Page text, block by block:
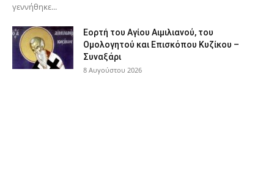
γεννήθηκε...
Εορτή του Αγίου Αιμιλιανού, του
Ομολογητού και Επισκόπου Κυζίκου –
Συναξάρι
8 Αυγούστου 2026